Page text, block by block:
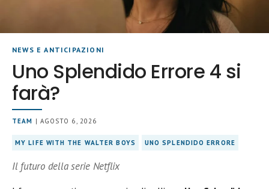
NEWS E ANTICIPAZIONI
Uno Splendido Errore 4 si
farà?
TEAM | AGOSTO 6, 2026
MY LIFE WITH THE WALTER BOYS UNO SPLENDIDO ERRORE
Il futuro della serie Netflix